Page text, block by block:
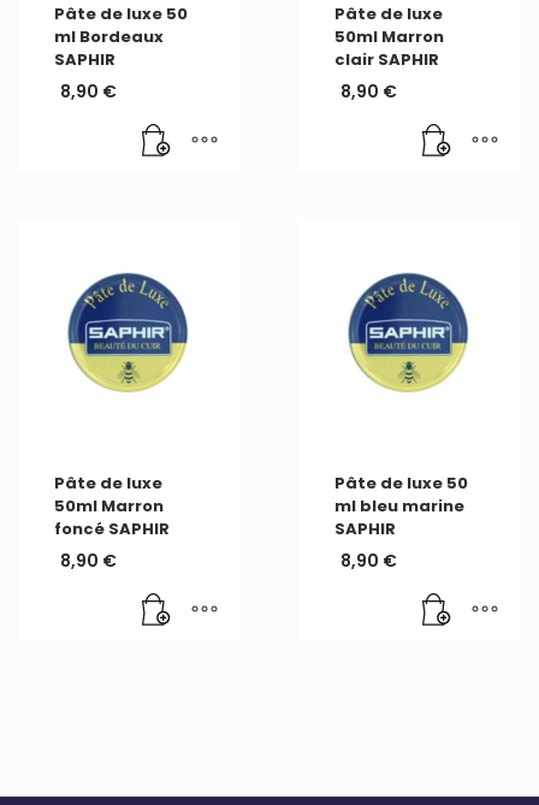
Pâte de luxe 50
ml Bordeaux
SAPHIR
8,90 €
Pâte de luxe
50ml Marron
clair SAPHIR
8,90 €
Pâte de luxe
50ml Marron
foncé SAPHIR
8,90 €
Pâte de luxe 50
ml bleu marine
SAPHIR
8,90 €